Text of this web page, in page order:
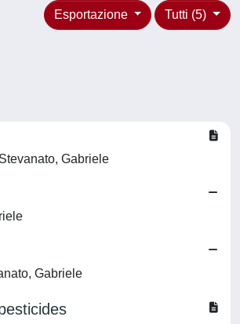
Tutti (5)
Esportazione
Gabriele
Gabriele